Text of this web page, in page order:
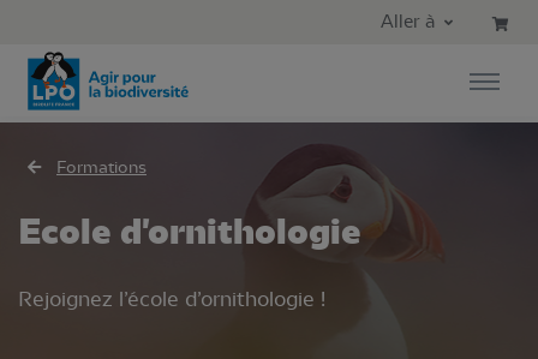
Aller au menu principal
Aller à
Formations
Ecole d'ornithologie
Rejoignez l’école d’ornithologie !